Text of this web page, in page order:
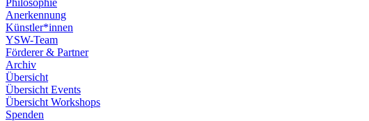
Philosophie
Anerkennung
Künstler*innen
YSW-Team
Förderer & Partner
Archiv
Übersicht
Übersicht Events
Übersicht Workshops
Spenden